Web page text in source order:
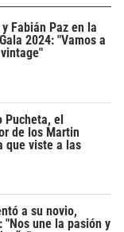
Fabián Paz en la
2024: "Vamos a
Pucheta, el
de los Martin
que viste a las
a su novio,
"Nos une la pasión y